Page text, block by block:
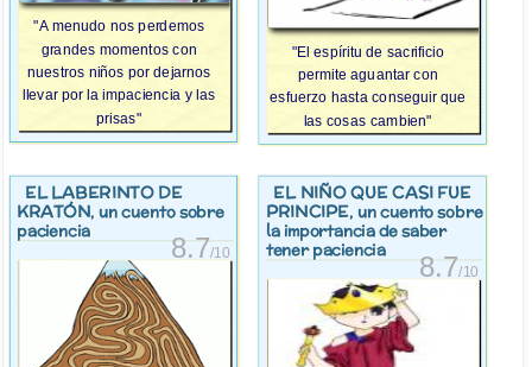
"A menudo nos perdemos
grandes momentos con
nuestros niños por dejarnos
llevar por la impaciencia y las
prisas"
"El espíritu de sacrificio
permite aguantar con
esfuerzo hasta conseguir que
las cosas cambien"
EL LABERINTO DE
KRATÓN, un cuento sobre
paciencia
8.7/10
EL NIÑO QUE CASI FUE
PRINCIPE, un cuento sobre
la importancia de saber
tener paciencia
8.7/10